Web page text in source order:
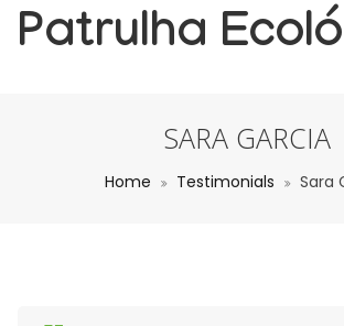
Patrulha
SARA GARCIA
Home Testimonials Sara